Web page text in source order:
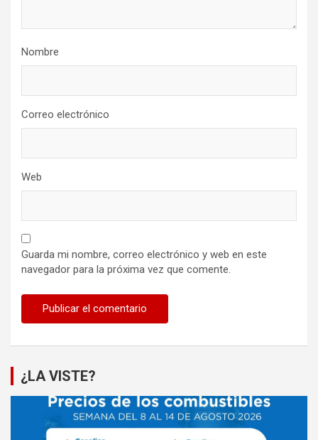
Nombre
Correo electrónico
Web
Guarda mi nombre, correo electrónico y web en este
navegador para la próxima vez que comente.
¿LA VISTE?